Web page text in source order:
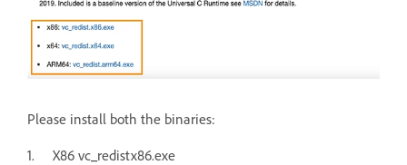
Please install both the binaries:
1. X86 vc_redistx86.exe